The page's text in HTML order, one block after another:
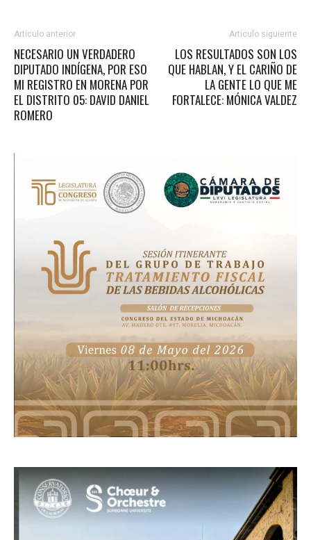
Artículo anterior
NECESARIO UN VERDADERO
DIPUTADO INDÍGENA, POR ESO
MI REGISTRO EN MORENA POR
EL DISTRITO 05: DAVID DANIEL
ROMERO
Artículo siguiente
LOS RESULTADOS SON LOS
QUE HABLAN, Y EL CARIÑO DE
LA GENTE LO QUE ME
FORTALECE: MÓNICA VALDEZ